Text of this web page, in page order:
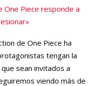
One Piece responde a
de One Piece ha
tengan la
sean invitados a
viendo más de